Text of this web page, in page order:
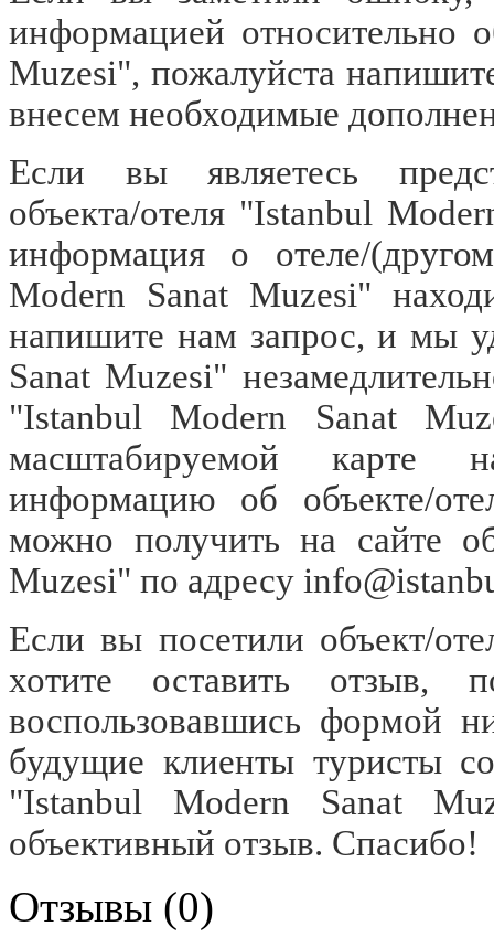
информацией относительно
Muzesi", пожалуйста
внесем необходимые
Если вы являетесь
объекта/отеля "Istanbul
информация о отеле/
Modern Sanat Muzesi"
напишите нам запрос, и мы
Sanat Muzesi"
"Istanbul Modern Sanat
масштабируемой карте
информацию об объекте/
можно получить на сайте
Muzesi" по адресу
Если вы посетили объект/
хотите оставить отзыв,
воспользовавшись формой
будущие клиенты туристы
"Istanbul Modern Sanat
объективный отзыв. Спасибо!
Отзывы (0)